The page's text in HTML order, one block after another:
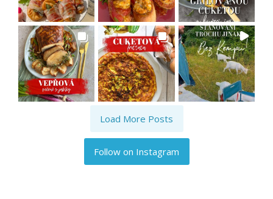
Load More Posts
Follow on Instagram